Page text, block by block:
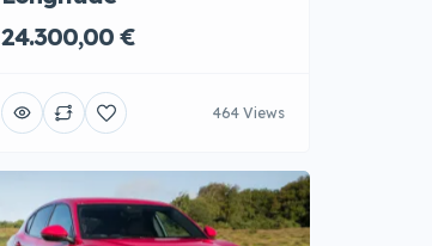
24.300,00 €
464 Views